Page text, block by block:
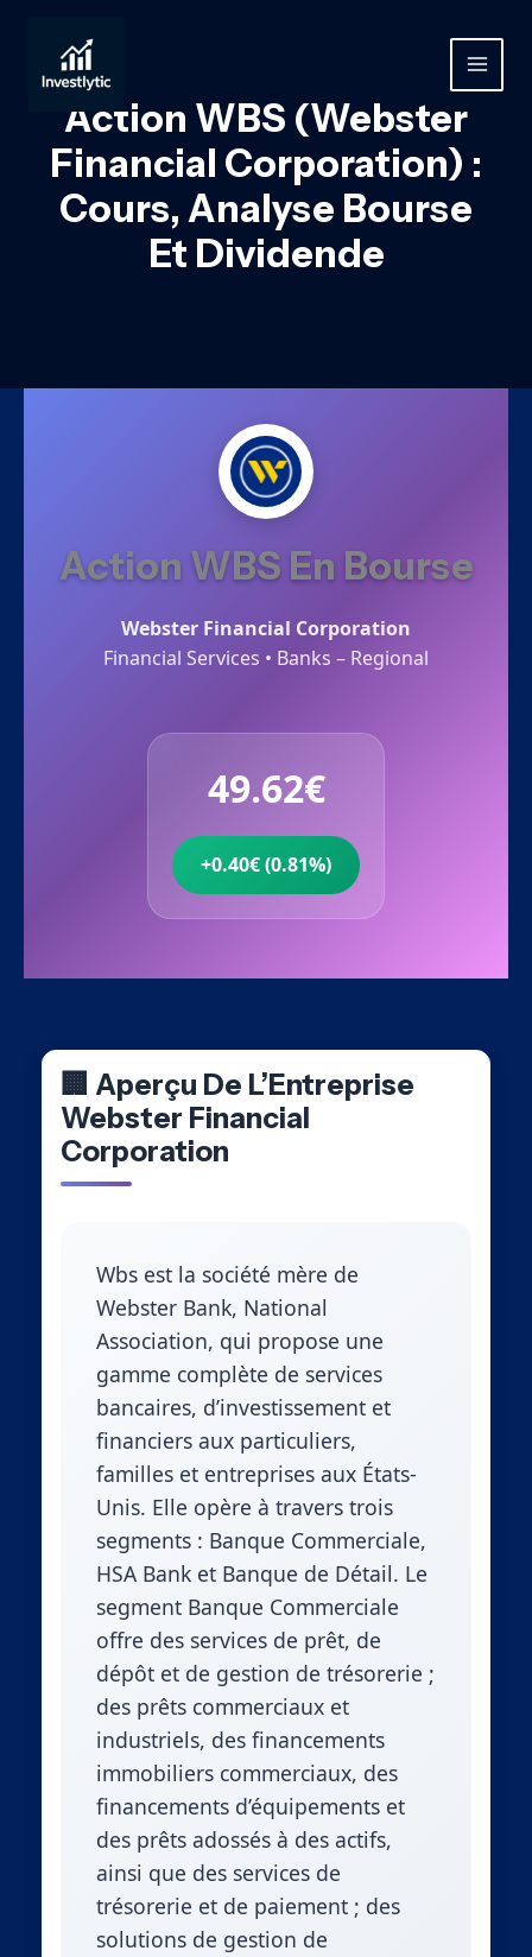
contenu
MAIN
Action WBS (Webster
Financial Corporation) :
Cours, Analyse Bourse
Et Dividende
Action WBS En Bourse
Webster Financial Corporation
Financial Services • Banks – Regional
49.62€
+0.40€ (0.81%)
🏢 Aperçu De L’Entreprise
Webster Financial
Corporation
Wbs est la société mère de
Webster Bank, National
Association, qui propose une
gamme complète de services
bancaires, d’investissement et
financiers aux particuliers,
familles et entreprises aux États-
Unis. Elle opère à travers trois
segments : Banque Commerciale,
HSA Bank et Banque de Détail. Le
segment Banque Commerciale
offre des services de prêt, de
dépôt et de gestion de trésorerie ;
des prêts commerciaux et
industriels, des financements
immobiliers commerciaux, des
financements d’équipements et
des prêts adossés à des actifs,
ainsi que des services de
trésorerie et de paiement ; des
solutions de gestion de